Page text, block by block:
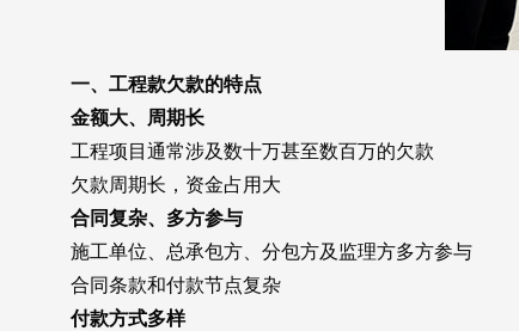
一、工程款欠款的特点
金额大、周期长
工程项目通常涉及数十万甚至数百万的欠款
欠款周期长，资金占用大
合同复杂、多方参与
施工单位、总承包方、分包方及监理方多方参与
合同条款和付款节点复杂
付款方式多样